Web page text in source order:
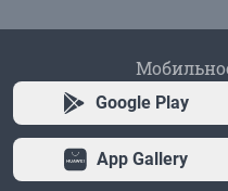
Google Play
App Gallery